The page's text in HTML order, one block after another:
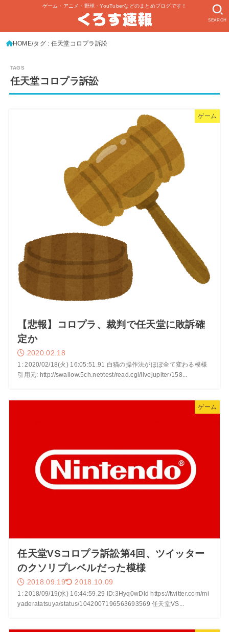
ゲーム・アニメ・野球・YouTuberなどのまとめブログです！
SEARCH
HOME タグ : 任天堂コロプラ訴訟
任天堂コロプラ訴訟
ゲーム
【悲報】コロプラ、裁判で任天堂に敗訴確
定か
2020.02.18
1: 2020/02/18(火) 16:05:51.91 白猫の操作法がほぼ全て変わる模様
引用元: http://swallow.5ch.net/test/read.cgi/livejupiter/158...
ゲーム
任天堂VSコロプラ訴訟第4回、ツイッター
のクソリプレベルだった模様
2018.09.19 2018.10.09
1: 2018/09/19(水) 16:44:59.29 ID:3Hyq0wDld https://twitter.com/mi
yaderatatsuya/status/1042007196563693569 任天堂VS...